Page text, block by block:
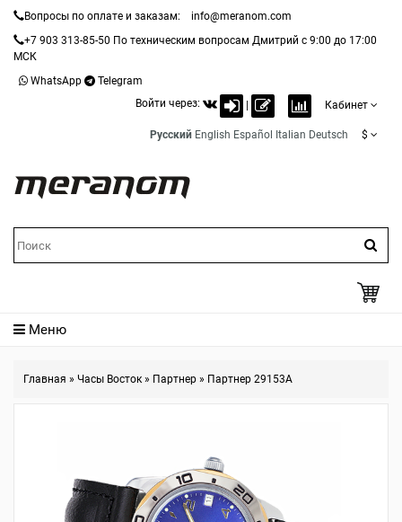
Вопросы по оплате и заказам:
info@meranom.com
+7 903 313-85-50 По техническим вопросам Дмитрий с 9:00 до 17:00
МСК
WhatsApp
Telegram
Войти через:
Кабинет
Русский English Español Italian Deutsch $
Меню
Главная » Часы Восток » Партнер » Партнер 29153A